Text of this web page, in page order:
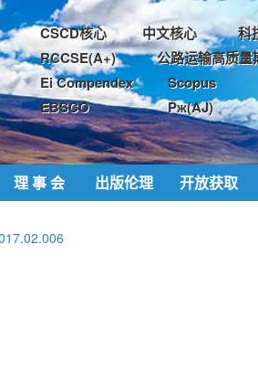
CSCD核心 中文核心
科
RCCSE(A+)
公路运输高质量
Ei Compendex
Scopus
EBSCO
Pж(AJ)
理 事 会 出版伦理 开放获取